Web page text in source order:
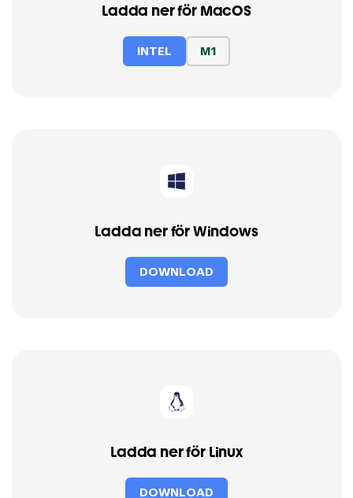
Ladda ner för MacOS
INTEL M1
Ladda ner för Windows
DOWNLOAD
Ladda ner för Linux
DOWNLOAD